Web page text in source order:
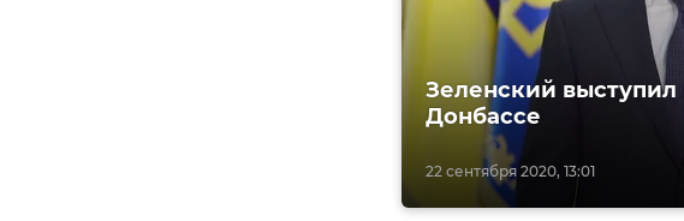
22 сентября 2020, 13:01
Зеленский
Донбассе